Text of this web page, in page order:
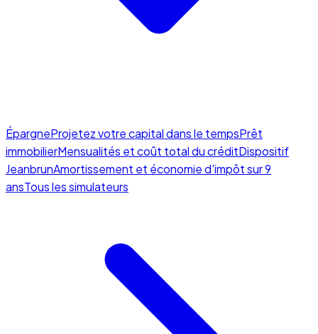
ÉpargneProjetez votre capital dans le tempsPrêt
immobilierMensualités et coût total du créditDispositif
JeanbrunAmortissement et économie d'impôt sur 9
ansTous les simulateurs